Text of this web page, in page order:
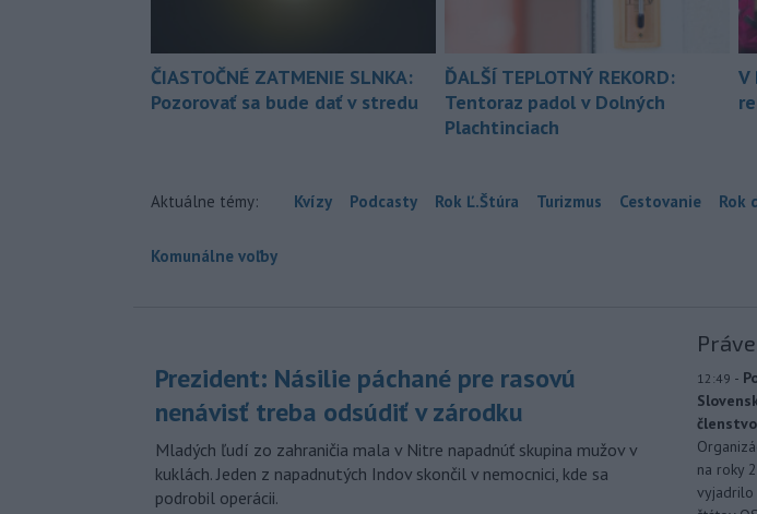
ČIASTOČNÉ ZATMENIE SLNKA:
Pozorovať sa bude dať v stredu
ĎALŠÍ TEPLOTNÝ REKORD:
Tentoraz padol v Dolných
Plachtinciach
V
Aktuálne témy: Kvízy Podcasty Rok Ľ.Štúra Turizmus Cestovanie Rok
Komunálne voľby
Prezident: Násilie páchané pre rasovú
nenávisť treba odsúdiť v zárodku
Mladých ľudí zo zahraničia mala v Nitre napadnúť skupina mužov v
kuklách. Jeden z napadnutých Indov skončil v nemocnici, kde sa
podrobil operácii.
12:49 -
členstvo
na roky
vyjadrilo